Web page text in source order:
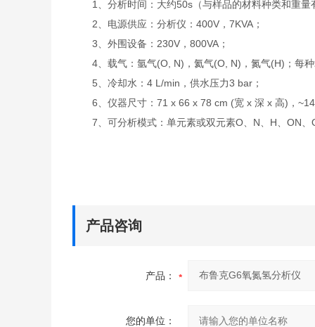
1、分析时间：大约50s（与样品的材料种类和重量
2、电源供应：分析仪：400V，7KVA；
3、外围设备：230V，800VA；
4、载气：氩气(O, N)，氦气(O, N)，氮气(H)；每种
5、冷却水：4 L/min，供水压力3 bar；
6、仪器尺寸：71 x 66 x 78 cm (宽 x 深 x 高)，
7、可分析模式：单元素或双元素O、N、H、ON、
产品咨询
产品：
您的单位：